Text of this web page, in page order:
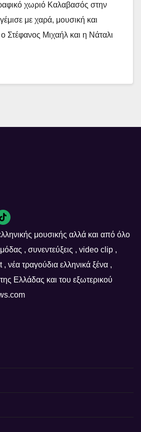
χωριό Καλαβασός στην
με χαρά, μουσική και
Στέφανος Μιχαήλ και η Νάταλι
μουσικής αλλά και από όλο
, συνεντεύξεις , video clip ,
νέα τραγούδια ελληνικά ξένα ,
Ελλάδας και του εξωτερικού